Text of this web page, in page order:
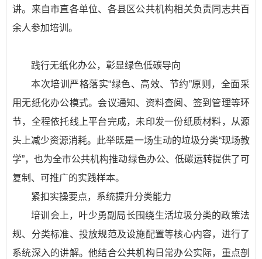
讲。来自市直各单位、各县区公共机构相关负责同志共百
余人参加培训。
践行无纸化办公，彰显绿色低碳导向
本次培训严格落实“绿色、高效、节约”原则，全面采
用无纸化办公模式。会议通知、资料查阅、签到管理等环
节，全程依托线上平台完成，未印发一份纸质材料，从源
头上减少资源消耗。此举既是一场生动的垃圾分类“现场教
学”，也为全市公共机构推动绿色办公、低碳运转提供了可
复制、可推广的实践样本。
紧扣实操要点，系统提升分类能力
培训会上，叶少勇副局长围绕生活垃圾分类的政策法
规、分类标准、投放规范及设施配置等核心内容，进行了
系统深入的讲解。他结合公共机构日常办公实际，重点剖